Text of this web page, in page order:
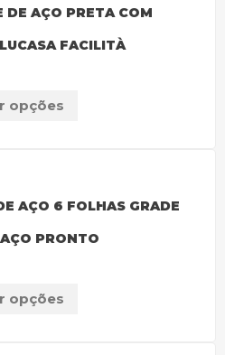
DE AÇO PRETA COM
FACILITÀ
opções
AÇO 6 FOLHAS GRADE
PRONTO
opções